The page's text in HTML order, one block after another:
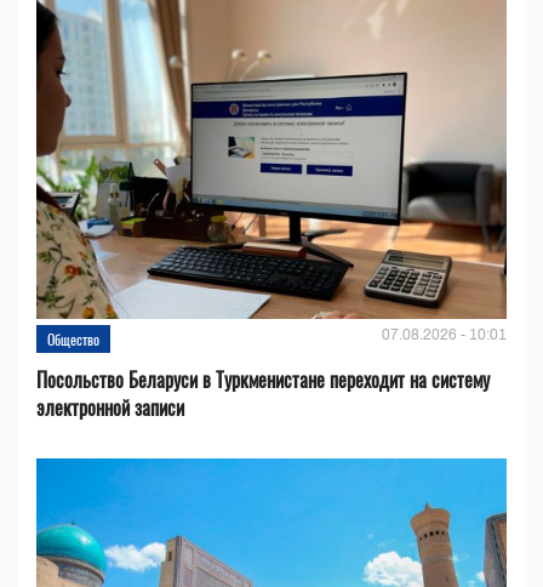
Общество 07.08.2026 - 10:01
Посольство Беларуси в Туркменистане переходит на систему
электронной записи